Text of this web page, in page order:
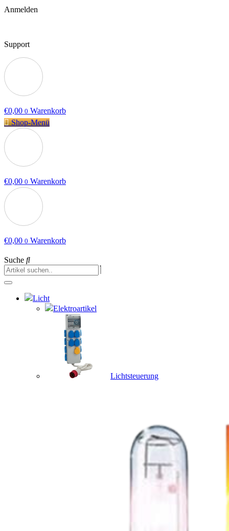
Anmelden
Support
€0,00 0 Warenkorb
Shop-Menü
€0,00 0 Warenkorb
€0,00 0 Warenkorb
Suche
Licht
Elektroartikel
Lichtsteuerung